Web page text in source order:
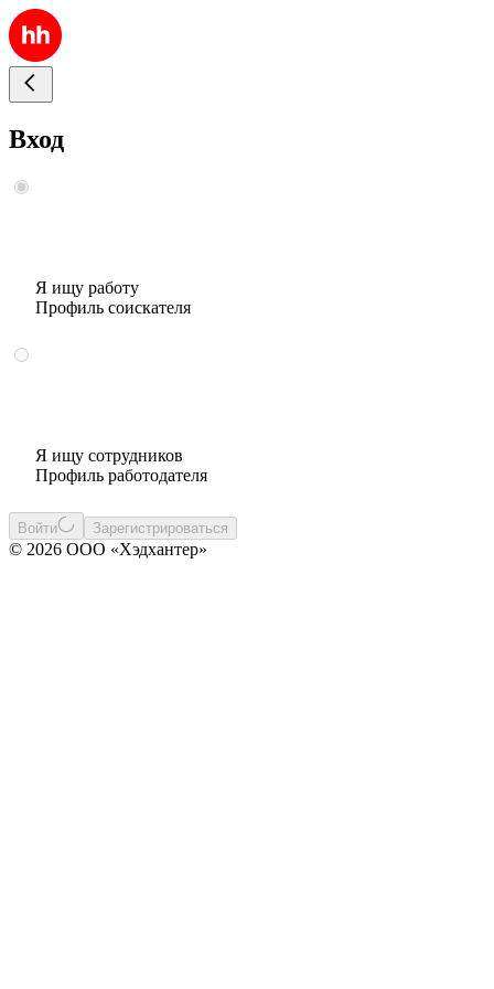
Вход
Я ищу работу
Профиль соискателя
Я ищу сотрудников
Профиль работодателя
Войти Зарегистрироваться
© 2026 ООО «Хэдхантер»